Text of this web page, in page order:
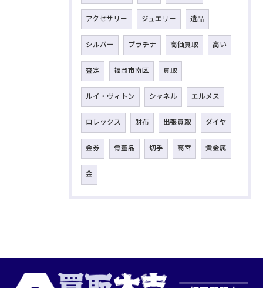
アクセサリー ジュエリー 遺品
シルバー プラチナ 高価買取 高い
査定 福岡市南区 買取
ルイ・ヴィトン シャネル エルメス
ロレックス 財布 出張買取 ダイヤ
金券 骨董品 切手 高宮 貴金属
金